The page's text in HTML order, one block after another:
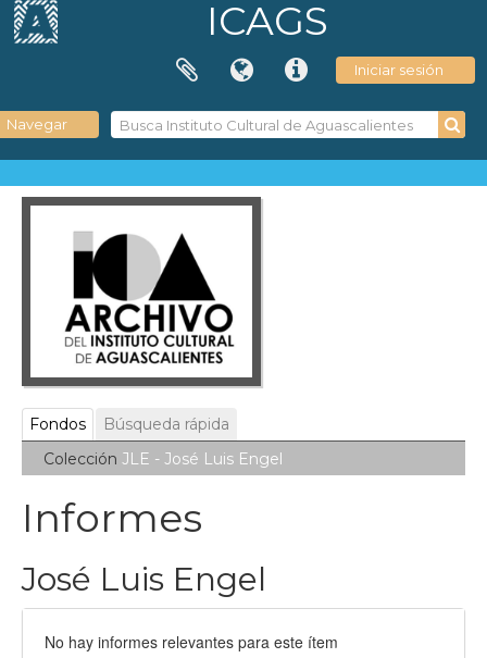
ICAGS
Iniciar sesión
Navegar
Fondos
Búsqueda rápida
Colección JLE - José Luis Engel
Informes
José Luis Engel
No hay informes relevantes para este ítem